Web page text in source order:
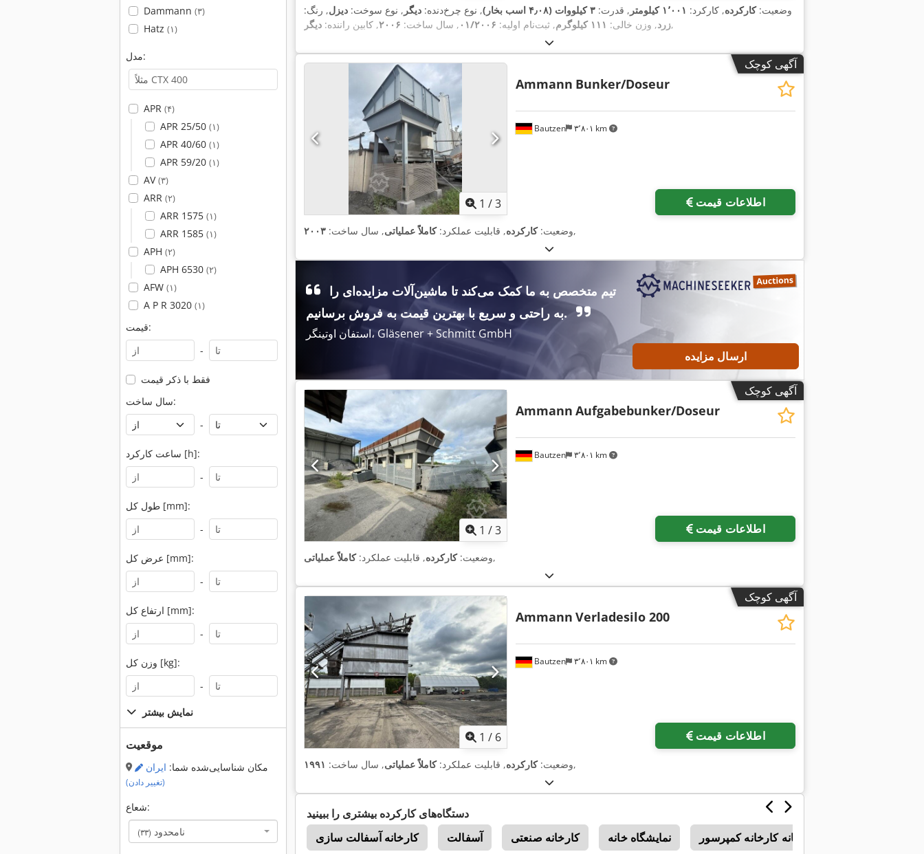
Dammann (۳)
Hatz (۱)
مدل:
APR (۴)
APR 25/50 (۱)
APR 40/60 (۱)
APR 59/20 (۱)
AV(۳)
ARR (۲)
ARR 1575 (۱)
ARR 1585 (۱)
APH (۲)
APH 6530 (۲)
AFW (۱)
A P R 3020 (۱)
قیمت:
-
فقط با ذکر قیمت
سال ساخت:
-
ساعت کارکرد [h]:
-
طول کل [mm]:
-
عرض کل [mm]:
-
ارتفاع کل [mm]:
-
وزن کل [kg]:
-
نمایش بیشتر
موقعیت
مکان شناسایی‌شده شما: ایران
(تغییر دادن)
شعاع:
نامحدود (۳۳)
وضعیت:کارکرده, کارکرد: ۱٬۰۰۱ کیلومتر , قدرت: ۳ کیلووات (۴٫۰۸ اسب بخار) , نوع چرخ‌دنده: دیگر , نوع سوخت: دیزل, رنگ:
زرد, وزن خالی: ۱۱۱ کیلوگرم , ثبت‌نام اولیه: ۰۱/۲۰۰۶ , سال ساخت: ۲۰۰۶, کابین راننده: دیگر ,
آگهی کوچک
1 /3
Bautzen ۳٬۸۰۱ km
Ammann Bunker/Doseur
اطلاعات قیمت
وضعیت:کارکرده, قابلیت عملکرد:کاملاً عملیاتی, سال ساخت: ۲۰۰۳ ,
به راحتی و سریع با بهترین قیمت به فروش برسانیم.
استفان اوتینگر، Gläsener + Schmitt GmbH
ارسال مزایده
آگهی کوچک
1 /3
Bautzen ۳٬۸۰۱ km
Ammann Aufgabebunker/Doseur
اطلاعات قیمت
وضعیت:کارکرده, قابلیت عملکرد:کاملاً عملیاتی ,
آگهی کوچک
1 / 6
Bautzen ۳٬۸۰۱ km
Ammann Verladesilo 200
اطلاعات قیمت
وضعیت:کارکرده, قابلیت عملکرد:کاملاً عملیاتی, سال ساخت: ۱۹۹۱ ,
دستگاه‌های کارکرده بیشتری را ببینید
کارخانه آسفالت سازی
آسفالت کارخانه صنعتی نمایشگاه خانه سامانه کارخانه کمپرسور تصفيه خاك Basika روغن جدا کننده